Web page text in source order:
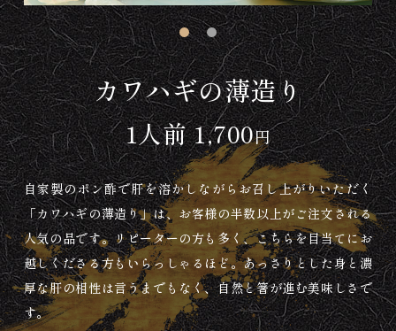
カワハギの薄造り
1人前 1,700円
自家製のポン酢で肝を溶かしながらお召し上がりいただく
「カワハギの薄造り」は、お客様の半数以上がご注文される
人気の品です。リピーターの方も多く、こちらを目当てにお
越しくださる方もいらっしゃるほど。あっさりとした身と濃
厚な肝の相性は言うまでもなく、自然と箸が進む美味しさで
す。